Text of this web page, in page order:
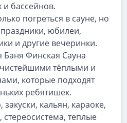
бассейнов.
погреться в сауне, но
юбилеи,
и другие вечеринки.
‌Финская Сауна
тёплыми и
которые подходят
ребятишек.
кальян, караоке,
стереосистема, теплые